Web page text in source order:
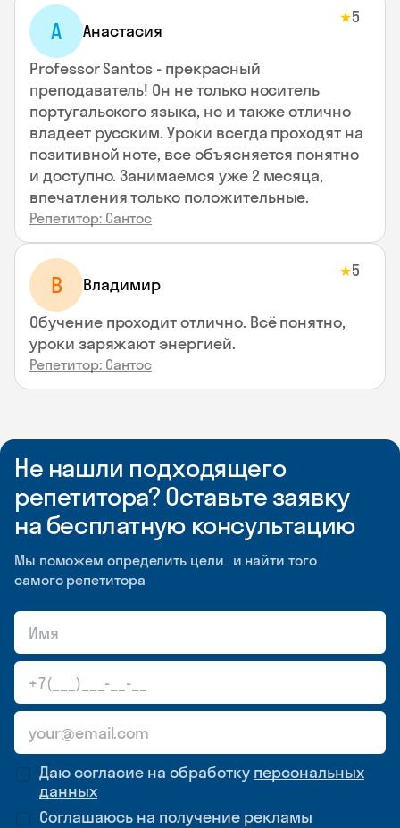
А Анастасия
★5
Professor Santos - прекрасный
преподаватель! Он не только носитель
португальского языка, но и также отлично
владеет русским. Уроки всегда проходят на
позитивной ноте, все объясняется понятно
и доступно. Занимаемся уже 2 месяца,
впечатления только положительные.
Репетитор: Сантос
В Владимир
★5
Обучение проходит отлично. Всё понятно,
уроки заряжают энергией.
Репетитор: Сантос
Не нашли подходящего
репетитора? Оставьте заявку
на бесплатную консультацию
Мы поможем определить цели и найти того
самого репетитора
Даю согласие на обработку персональных
данных
Соглашаюсь на получение рекламы